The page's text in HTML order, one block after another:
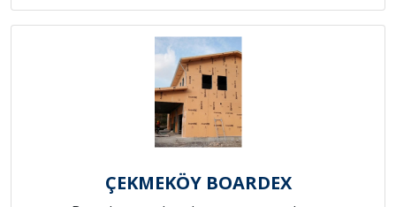
ÇEKMEKÖY BOARDEX